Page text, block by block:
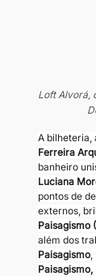
Loft Alvorá,
A bilheteria,
Ferreira
banheiro
Luciana
pontos de
externos,
Paisagismo
além dos
Paisagismo,
Paisagismo,